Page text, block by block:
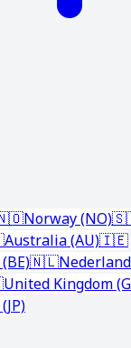
Norway (NO)
Australia (AU)🇮🇪
🇳🇱Nederland
United Kingdom